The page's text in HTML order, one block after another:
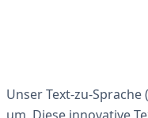
Unser Text-zu-